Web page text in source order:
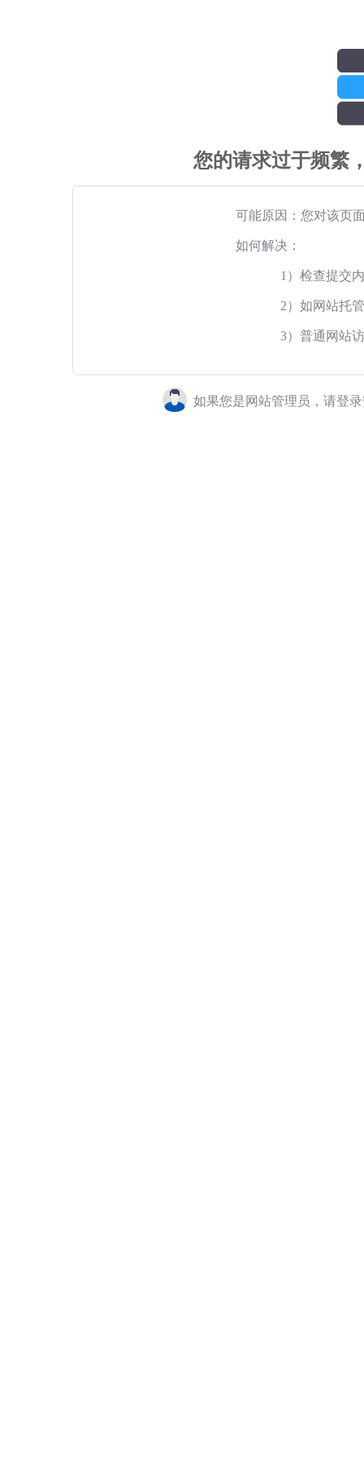
您的请求过于频繁
可能原因：您对该页
如何解决：
1）检查提交
2）如网站托
3）普通网站
如果您是网站管理员，请登